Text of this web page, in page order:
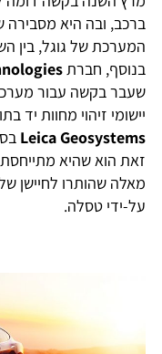
ברכב, ובה היא
המערכת של גוגל, בין
בנוסף, חברת
יישומי זיהוי מחוות יד
Leica Geosystems
זאת הוא שהיא
מאלה שהותרו לחיישן
על-ידי טסלה.